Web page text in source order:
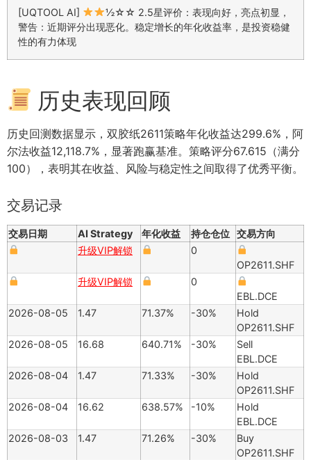
[UQTOOL AI]
½☆☆ 2.5星评价：表现向好，亮点初显，
警告：近期评分出现恶化。稳定增长的年化收益率，是投资稳健
性的有力体现
历史表现回顾
历史回测数据显示，双胶纸2611策略年化收益达299.6%，阿
尔法收益12,118.7%，显著跑赢基准。策略评分67.615（满分
100），表明其在收益、风险与稳定性之间取得了优秀平衡。
交易记录
交易日期 AI Strategy 年化收益 持仓仓位 交易方向
升级VIP解锁
0
OP2611.SHF
升级VIP解锁
0
EBL.DCE
2026-08-05
1.47 71.37% -30%
Hold
OP2611.SHF
2026-08-05
16.68 640.71% -30%
Sell
EBL.DCE
2026-08-04
1.47 71.33% -30%
Hold
OP2611.SHF
2026-08-04
16.62 638.57% -10%
Hold
EBL.DCE
2026-08-03
1.47 71.26% -30%
Buy
OP2611.SHF